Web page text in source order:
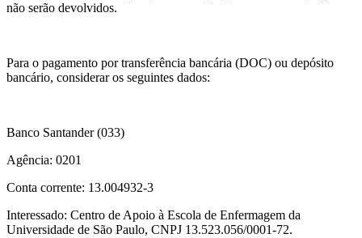
não serão devolvidos.
Para o pagamento por transferência bancária (DOC) ou depósito
bancário, considerar os seguintes dados:
Banco Santander (033)
Agência: 0201
Conta corrente: 13.004932-3
Interessado: Centro de Apoio à Escola de Enfermagem da
Universidade de São Paulo, CNPJ 13.523.056/0001-72.